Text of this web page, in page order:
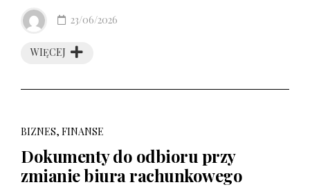
WIĘCEJ
23/06/2026
BIZNES, FINANSE
Dokumenty do odbioru przy
zmianie biura rachunkowego